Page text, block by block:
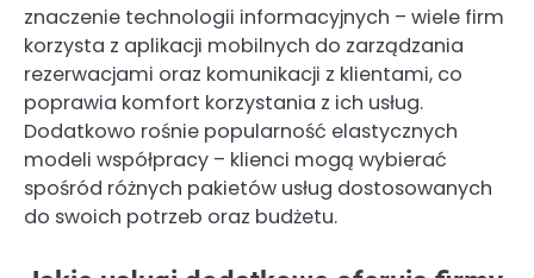
znaczenie technologii informacyjnych – wiele firm
korzysta z aplikacji mobilnych do zarządzania
rezerwacjami oraz komunikacji z klientami, co
poprawia komfort korzystania z ich usług.
Dodatkowo rośnie popularność elastycznych
modeli współpracy – klienci mogą wybierać
spośród różnych pakietów usług dostosowanych
do swoich potrzeb oraz budżetu.